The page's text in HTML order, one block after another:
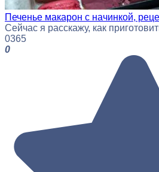
Печенье макарон с начинкой,
Сейчас я расскажу, как
0365
0